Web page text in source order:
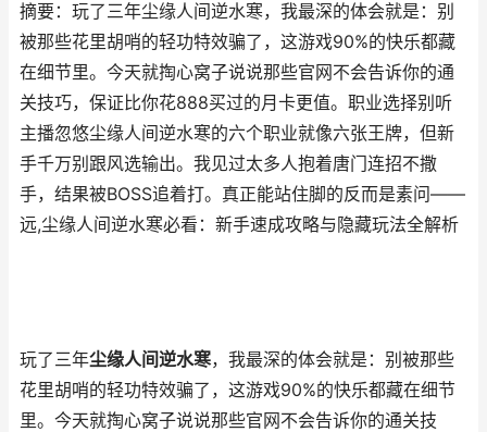
摘要：玩了三年尘缘人间逆水寒，我最深的体会就是：别
被那些花里胡哨的轻功特效骗了，这游戏90%的快乐都藏
在细节里。今天就掏心窝子说说那些官网不会告诉你的通
关技巧，保证比你花888买过的月卡更值。职业选择别听
主播忽悠尘缘人间逆水寒的六个职业就像六张王牌，但新
手千万别跟风选输出。我见过太多人抱着唐门连招不撒
手，结果被BOSS追着打。真正能站住脚的反而是素问——
远,尘缘人间逆水寒必看：新手速成攻略与隐藏玩法全解析
玩了三年尘缘人间逆水寒，我最深的体会就是：别被那些
花里胡哨的轻功特效骗了，这游戏90%的快乐都藏在细节
里。今天就掏心窝子说说那些官网不会告诉你的通关技